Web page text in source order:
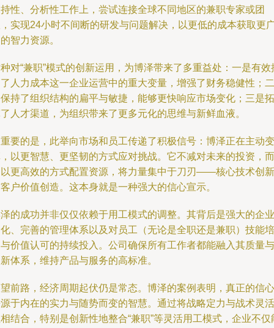
性、分析性工作上，尝试连接全球不同地区的兼职专家或团
实现24小时不间断的研发与问题解决，以更低的成本获取更
智力资源。
对“兼职”模式的创新运用，为博泽带来了多重益处：一是有效
人力成本这一企业运营中的重大变量，增强了财务稳健性；二
持了组织结构的扁平与敏捷，能够更快响应市场变化；三是拓
人才渠道，为组织带来了更多元化的思维与新鲜血液。
要的是，此举向市场和员工传递了积极信号：博泽正在主动变
以更智慧、更坚韧的方式应对挑战。它不减对未来的投资，而
更高效的方式配置资源，将力量集中于刀刃——核心技术创新
户价值创造。这本身就是一种强大的信心宣示。
的成功并非仅仅依赖于用工模式的调整。其背后是强大的企业
、完善的管理体系以及对员工（无论是全职还是兼职）技能培
价值认可的持续投入。公司确保所有工作者都能融入其质量与
体系，维持产品与服务的高标准。
前路，经济周期起伏仍是常态。博泽的案例表明，真正的信心
于内在的实力与随势而变的智慧。通过将战略定力与战术灵活
结合，特别是创新性地整合“兼职”等灵活用工模式，企业不仅